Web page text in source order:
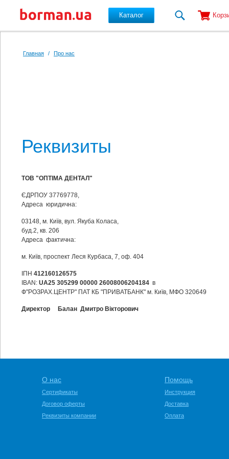
Каталог
Главная / Про нас
Реквизиты
ТОВ "ОПТІМА ДЕНТАЛ"
ЄДРПОУ 37769778,
Адреса юридична:
03148, м. Київ, вул. Якуба Коласа,
буд.2, кв. 206
Адреса фактична:
м. Київ, проспект Леся Курбаса, 7, оф. 404
ІПН 412160126575
IBAN : UA25 305299 00000 26008006204184 в
Ф"РОЗРАХ.ЦЕНТР" ПАТ КБ "ПРИВАТБАНК" м. Київ, МФО 320649
Директор Балан Дмитро Вікторович
О нас
Сертификаты
Договор оферты
Реквизиты компании
Помощь
Инструкция
Доставка
Оплата